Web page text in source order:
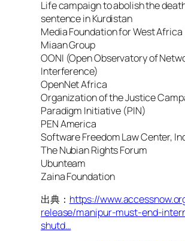
Life campaign to abolish the
sentence in Kurdistan
Media Foundation for West Africa
Miaan Group
OONI (Open Observatory of
Interference)
OpenNet Africa
Organization of the Justice
Paradigm Initiative (PIN)
PEN America
Software Freedom Law Center,
The Nubian Rights Forum
Ubunteam
Zaina Foundation
出典： https://
release/manipur-must-end-
shutd…